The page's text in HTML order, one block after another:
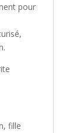
pour